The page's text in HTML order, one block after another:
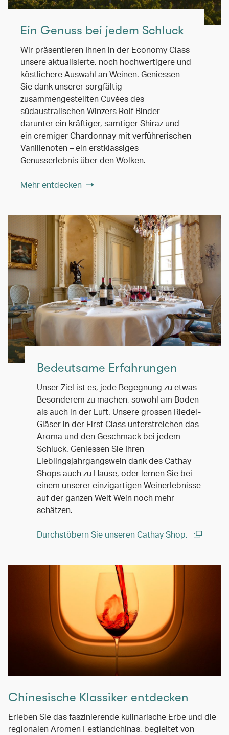
Ein Genuss bei jedem Schluck
Wir präsentieren Ihnen in der Economy Class
unsere aktualisierte, noch hochwertigere und
köstlichere Auswahl an Weinen. Geniessen
Sie dank unserer sorgfältig
zusammengestellten Cuvées des
südaustralischen Winzers Rolf Binder –
darunter ein kräftiger, samtiger Shiraz und
ein cremiger Chardonnay mit verführerischen
Vanillenoten – ein erstklassiges
Genusserlebnis über den Wolken.
Mehr entdecken
Bedeutsame Erfahrungen
Unser Ziel ist es, jede Begegnung zu etwas
Besonderem zu machen, sowohl am Boden
als auch in der Luft. Unsere grossen Riedel-
Gläser in der First Class unterstreichen das
Aroma und den Geschmack bei jedem
Schluck. Geniessen Sie Ihren
Lieblingsjahrgangswein dank des Cathay
Shops auch zu Hause, oder lernen Sie bei
einem unserer einzigartigen Weinerlebnisse
auf der ganzen Welt Wein noch mehr
schätzen.
Durchstöbern Sie unseren Cathay Shop.
Chinesische Klassiker entdecken
Erleben Sie das faszinierende kulinarische Erbe und die
regionalen Aromen Festlandchinas, begleitet von